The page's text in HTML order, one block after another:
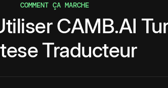
COMMENT ÇA MARCHE
CAMB.AI
Traducteur